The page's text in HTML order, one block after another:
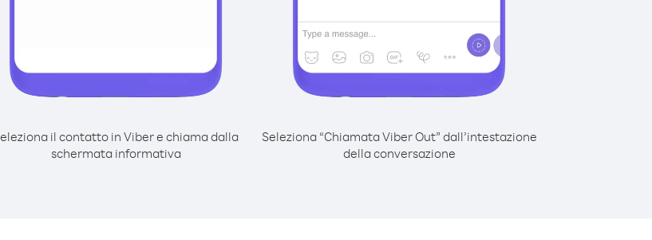
il contatto in Viber e chiama dalla
schermata informativa
Seleziona “Chiamata Viber Out” dall’intestazione
della conversazione